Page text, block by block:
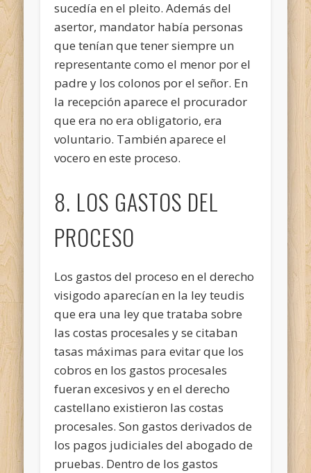
sucedía en el pleito. Además del
asertor, mandator había personas
que tenían que tener siempre un
representante como el menor por el
padre y los colonos por el señor. En
la recepción aparece el procurador
que era no era obligatorio, era
voluntario. También aparece el
vocero en este proceso.
8. LOS GASTOS DEL
PROCESO
Los gastos del proceso en el derecho
visigodo aparecían en la ley teudis
que era una ley que trataba sobre
las costas procesales y se citaban
tasas máximas para evitar que los
cobros en los gastos procesales
fueran excesivos y en el derecho
castellano existieron las costas
procesales. Son gastos derivados de
los pagos judiciales del abogado de
pruebas. Dentro de los gastos